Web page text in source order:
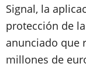
Signal, la
protección de
anunciado que
millones de